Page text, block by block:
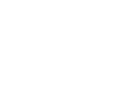
accessibilité et
autonomie et un
déplacements sans